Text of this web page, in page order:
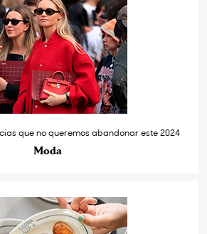
que no queremos abandonar este 2024
Moda